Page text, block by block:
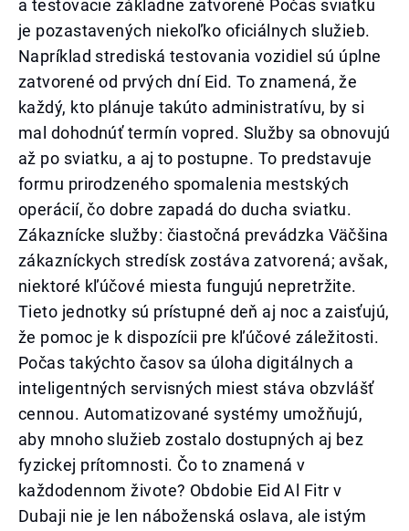
a testovacie základne zatvorené Počas sviatku
je pozastavených niekoľko oficiálnych služieb.
Napríklad strediská testovania vozidiel sú úplne
zatvorené od prvých dní Eid. To znamená, že
každý, kto plánuje takúto administratívu, by si
mal dohodnúť termín vopred. Služby sa obnovujú
až po sviatku, a aj to postupne. To predstavuje
formu prirodzeného spomalenia mestských
operácií, čo dobre zapadá do ducha sviatku.
Zákaznícke služby: čiastočná prevádzka Väčšina
zákazníckych stredísk zostáva zatvorená; avšak,
niektoré kľúčové miesta fungujú nepretržite.
Tieto jednotky sú prístupné deň aj noc a zaisťujú,
že pomoc je k dispozícii pre kľúčové záležitosti.
Počas takýchto časov sa úloha digitálnych a
inteligentných servisných miest stáva obzvlášť
cennou. Automatizované systémy umožňujú,
aby mnoho služieb zostalo dostupných aj bez
fyzickej prítomnosti. Čo to znamená v
každodennom živote? Obdobie Eid Al Fitr v
Dubaji nie je len náboženská oslava, ale istým